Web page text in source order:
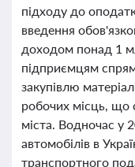
підходу до
введення
доходом понад 1
підприємцям
закупівлю
робочих місць, що
міста. Водночас у
автомобілів в
транспортного